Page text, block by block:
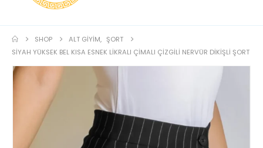
SHOP ALT GIYIM, ŞORT
SIYAH YÜKSEK BEL KISA ESNEK LIKRALI ÇIMALI ÇIZGILI NERVÜR DIKIŞLI ŞORT